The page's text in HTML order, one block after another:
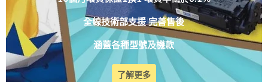
全線技術部支援 完善售後
涵蓋各種型號及機款
了解更多